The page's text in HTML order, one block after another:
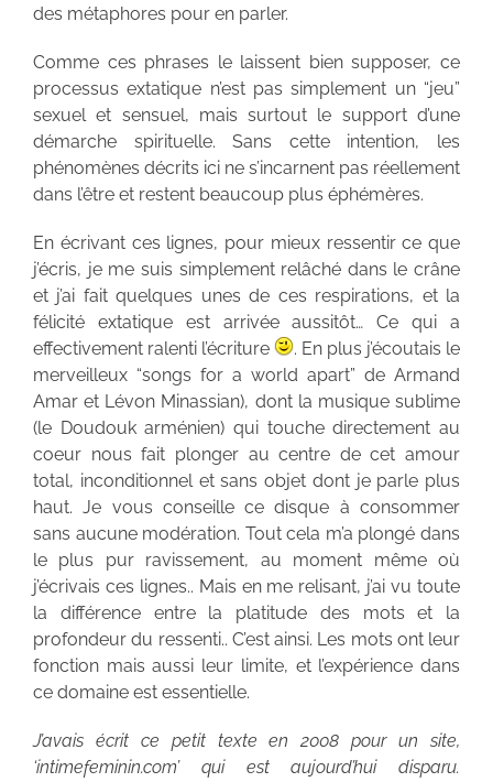
des métaphores pour en parler.
Comme ces phrases le laissent bien supposer, ce
processus extatique n’est pas simplement un “jeu”
sexuel et sensuel, mais surtout le support d’une
démarche spirituelle. Sans cette intention, les
phénomènes décrits ici ne s’incarnent pas réellement
dans l’être et restent beaucoup plus éphémères.
En écrivant ces lignes, pour mieux ressentir ce que
j’écris, je me suis simplement relâché dans le crâne
et j’ai fait quelques unes de ces respirations, et la
félicité extatique est arrivée aussitôt… Ce qui a
effectivement ralenti l’écriture
. En plus j’écoutais le
merveilleux “songs for a world apart” de Armand
Amar et Lévon Minassian), dont la musique sublime
(le Doudouk arménien) qui touche directement au
coeur nous fait plonger au centre de cet amour
total, inconditionnel et sans objet dont je parle plus
haut. Je vous conseille ce disque à consommer
sans aucune modération. Tout cela m’a plongé dans
le plus pur ravissement, au moment même où
j’écrivais ces lignes.. Mais en me relisant, j’ai vu toute
la différence entre la platitude des mots et la
profondeur du ressenti.. C’est ainsi. Les mots ont leur
fonction mais aussi leur limite, et l’expérience dans
ce domaine est essentielle.
J’avais écrit ce petit texte en 2008 pour un site,
‘intimefeminin.com’ qui est aujourd’hui disparu.